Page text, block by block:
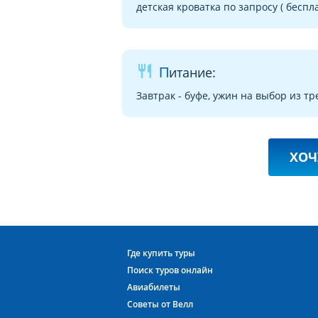
детская кроватка по запросу (
restaurant Питание:
Завтрак - буфе, ужин на выбор из
Где купить туры
Поиск туров онлайн
Авиабилеты
Советы от Велл